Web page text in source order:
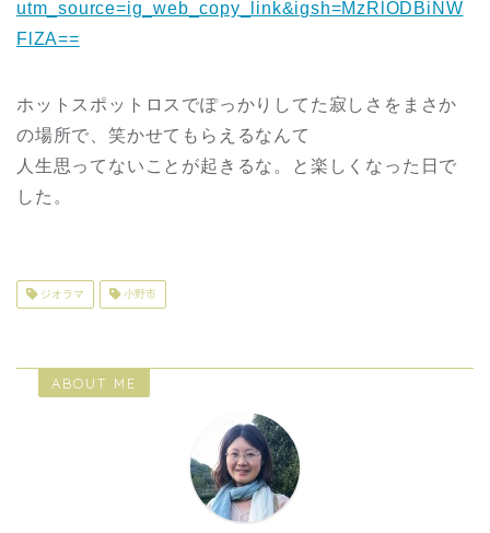
utm_source=ig_web_copy_link&igsh=MzRlODBiNW
FlZA==
ホットスポットロスでぽっかりしてた寂しさをまさか
の場所で、笑かせてもらえるなんて
人生思ってないことが起きるな。と楽しくなった日で
した。
ジオラマ 小野市
ABOUT ME